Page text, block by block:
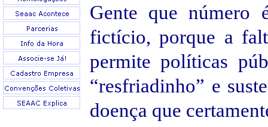
Gente que número
fictício, porque a
permite políticas
“resfriadinho” e
doença que